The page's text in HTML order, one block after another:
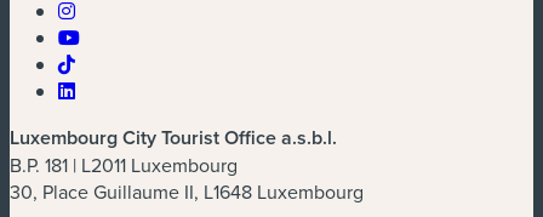
Luxembourg City Tourist Office a.s.b.l.
B.P. 181 | L2011 Luxembourg
30, Place Guillaume II, L1648 Luxembourg